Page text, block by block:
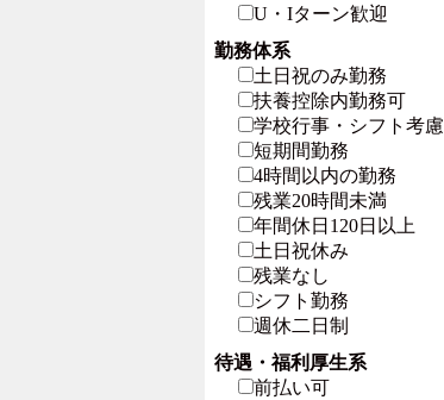
U・Iターン歓迎
勤務体系
土日祝のみ勤務
扶養控除内勤務可
学校行事・シフト考慮
短期間勤務
4時間以内の勤務
残業20時間未満
年間休日120日以上
土日祝休み
残業なし
シフト勤務
週休二日制
待遇・福利厚生系
前払い可